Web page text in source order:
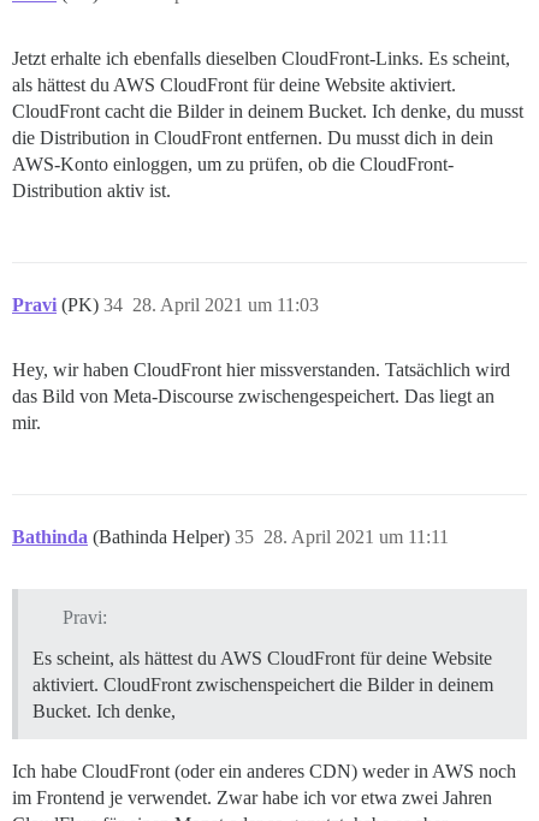
Jetzt erhalte ich ebenfalls dieselben CloudFront-Links. Es scheint,
als hättest du AWS CloudFront für deine Website aktiviert.
CloudFront cacht die Bilder in deinem Bucket. Ich denke, du musst
die Distribution in CloudFront entfernen. Du musst dich in dein
AWS-Konto einloggen, um zu prüfen, ob die CloudFront-
Distribution aktiv ist.
Pravi (PK) 28. April 2021 um 11:03
34
Hey, wir haben CloudFront hier missverstanden. Tatsächlich wird
das Bild von Meta-Discourse zwischengespeichert. Das liegt an
mir.
Bathinda (Bathinda Helper) 28. April 2021 um 11:11
35
Pravi:
Es scheint, als hättest du AWS CloudFront für deine Website
aktiviert. CloudFront zwischenspeichert die Bilder in deinem
Bucket. Ich denke,
Ich habe CloudFront (oder ein anderes CDN) weder in AWS noch
im Frontend je verwendet. Zwar habe ich vor etwa zwei Jahren